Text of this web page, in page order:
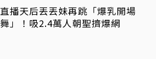
直播天后丟丟妹再跳「爆乳開場
舞」！吸2.4萬人朝聖擠爆網